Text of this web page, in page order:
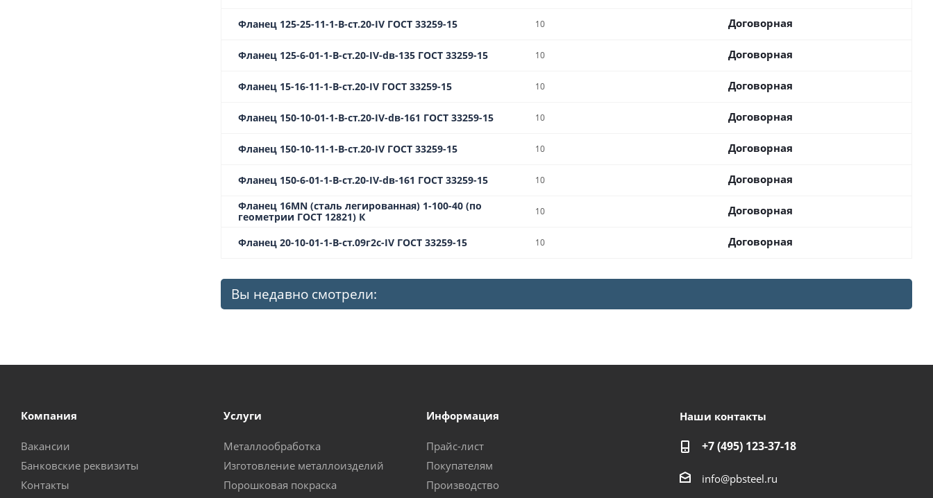
Фланец 125-25-11-1-В-ст.20-IV ГОСТ 33259-15 10 Договорная
Фланец 125-6-01-1-B-ст.20-IV-dв-135 ГОСТ 33259-15 10 Договорная
Фланец 15-16-11-1-B-ст.20-IV ГОСТ 33259-15 10 Договорная
Фланец 150-10-01-1-B-ст.20-IV-dв-161 ГОСТ 33259-15 10 Договорная
Фланец 150-10-11-1-B-ст.20-IV ГОСТ 33259-15 10 Договорная
Фланец 150-6-01-1-B-ст.20-IV-dв-161 ГОСТ 33259-15 10 Договорная
Фланец 16MN (сталь легированная) 1-100-40 (по
геометрии ГОСТ 12821) К
10 Договорная
Фланец 20-10-01-1-В-ст.09г2с-IV ГОСТ 33259-15 10 Договорная
Вы недавно смотрели:
Компания
Вакансии
Банковские реквизиты
Контакты
Услуги
Металлообработка
Изготовление металлоизделий
Порошковая покраска
Информация
Прайс-лист
Покупателям
Производство
Наши контакты
+7 (495) 123-37-18
info@pbsteel.ru